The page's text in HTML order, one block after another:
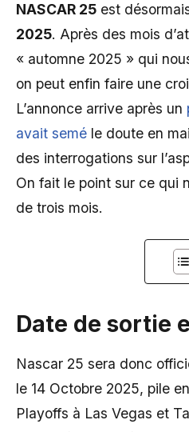
NASCAR 25 est
2025. Après des mois
« automne 2025 » qui
on peut enfin faire une
L’annonce arrive après un
avait semé le doute en
des interrogations sur
On fait le point sur ce qui
de trois mois.
Date de sortie
Nascar 25 sera donc
le 14 Octobre 2025, pile
Playoffs à Las Vegas et